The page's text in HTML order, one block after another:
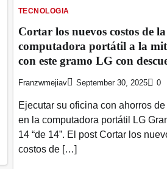
TECNOLOGIA
Cortar los nuevos costos de la
computadora portátil a la
con este gramo LG con
Franzwmejiav September 30, 2025 0
Ejecutar su oficina con ahorros
en la computadora portátil LG
14 “de 14”. El post Cortar los
costos de […]